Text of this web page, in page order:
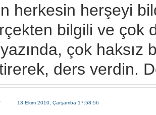
herkesin herşeyi
bilgili ve çok
çok haksız
ders verdin.
13 Ekim 2010, Çarşamba 17:58:56